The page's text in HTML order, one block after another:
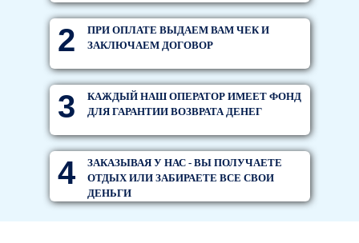
2
ПРИ ОПЛАТЕ ВЫДАЕМ ВАМ ЧЕК И
ЗАКЛЮЧАЕМ ДОГОВОР
3
КАЖДЫЙ НАШ ОПЕРАТОР ИМЕЕТ ФОНД
ДЛЯ ГАРАНТИИ ВОЗВРАТА ДЕНЕГ
4
ЗАКАЗЫВАЯ У НАС - ВЫ ПОЛУЧАЕТЕ
ОТДЫХ ИЛИ ЗАБИРАЕТЕ ВСЕ СВОИ
ДЕНЬГИ